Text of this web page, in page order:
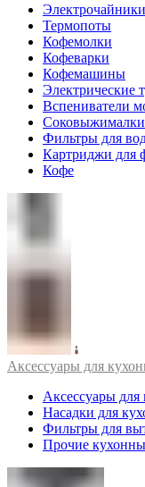
Электрочайники
Термопоты
Кофемолки
Кофеварки
Кофемашины
Электрические
Вспениватели
Соковыжималки
Фильтры для
Картриджи для
Кофе
Аксессуары для
Аксессуары для
Насадки для
Фильтры для
Прочие